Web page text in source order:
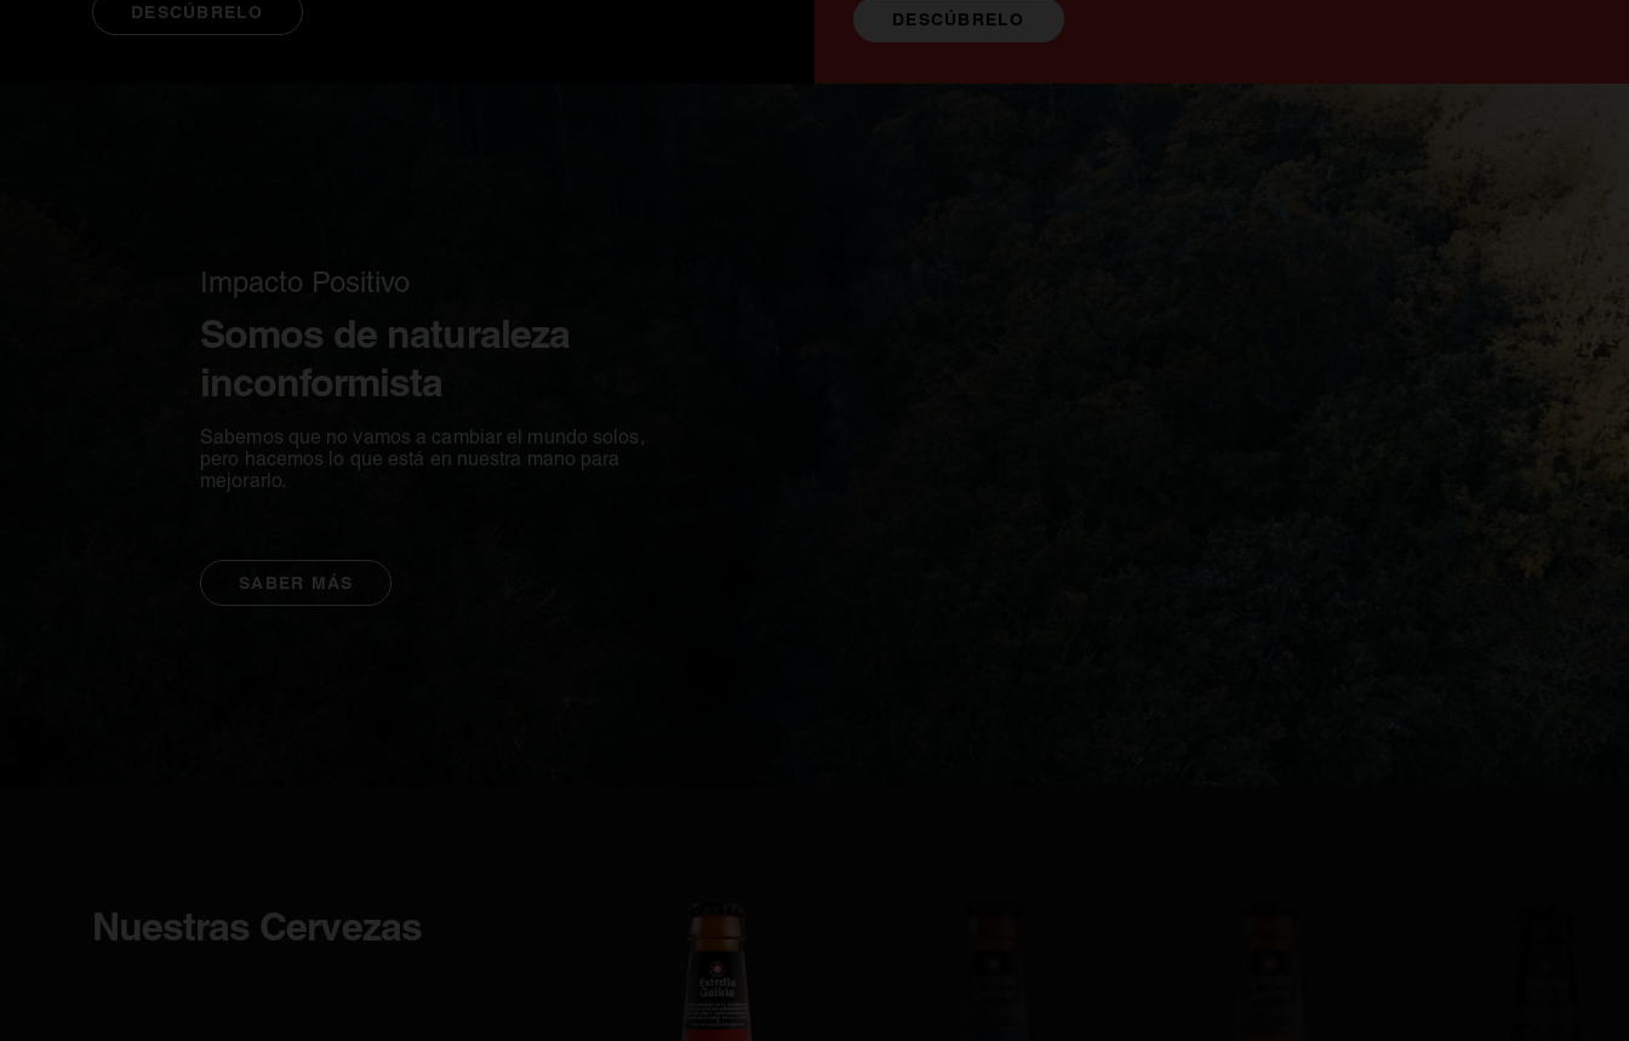
DESCÚBRELOSE ABRE EN UNA PESTAÑA NUEVA DESCÚBRELOSE ABRE EN UNA PESTAÑA NUEVA
Impacto Positivo
Somos de naturaleza
inconformista
Sabemos que no vamos a cambiar el mundo solos,
pero hacemos lo que está en nuestra mano para
mejorarlo.
SABER MÁS
Nuestras Cervezas